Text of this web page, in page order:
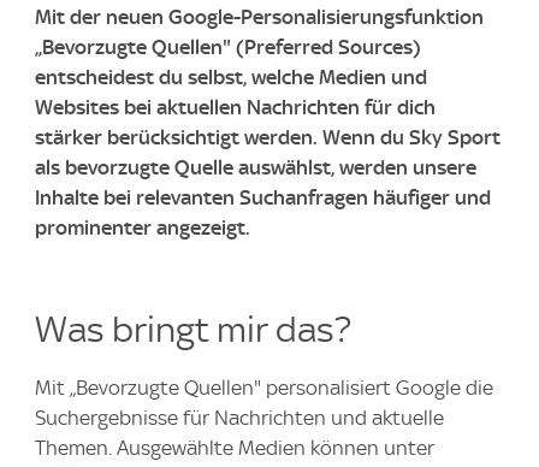
Mit der neuen Google-Personalisierungsfunktion
„Bevorzugte Quellen" (Preferred Sources)
entscheidest du selbst, welche Medien und
Websites bei aktuellen Nachrichten für dich
stärker berücksichtigt werden. Wenn du Sky Sport
als bevorzugte Quelle auswählst, werden unsere
Inhalte bei relevanten Suchanfragen häufiger und
prominenter angezeigt.
Was bringt mir das?
Mit „Bevorzugte Quellen" personalisiert Google die
Suchergebnisse für Nachrichten und aktuelle
Themen. Ausgewählte Medien können unter